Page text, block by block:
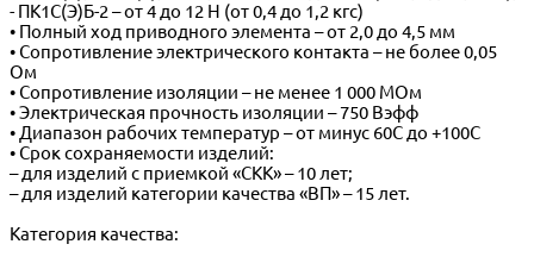
- ПК1С(Э)Б-2 – от 4 до 12 Н (от 0,4 до 1,2 кгс)
• Полный ход приводного элемента – от 2,0 до 4,5 мм
• Сопротивление электрического контакта – не более 0,05
Ом
• Сопротивление изоляции – не менее 1 000 МОм
• Электрическая прочность изоляции – 750 Вэфф
• Диапазон рабочих температур – от минус 60С до +100С
• Срок сохраняемости изделий:
– для изделий с приемкой «СКК» – 10 лет;
– для изделий категории качества «ВП» – 15 лет.
Категория качества: